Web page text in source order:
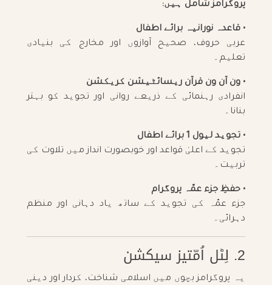
پروگرامز شامل ہیں:
• قاعدہ نورانیہ برائے اطفال
عربی حروف، صحیح آوازوں اور مخارج کی بنیادی
تعلیم۔
• ون آن ون قرآن ریسائٹیشن کریکشن
انفرادی رہنمائی کے ذریعے روانی اور تجوید کو بہتر
بنانا۔
• تجوید لیول 1 برائے اطفال
تجوید کے اعلیٰ قواعد اور خوبصورت انداز میں تلاوت کی
تربیت۔
• حفظِ جزء عمّہ پروگرام
جزء عمّہ کی تجوید کے ساتھ یاد دہانی اور منظم
دہرائی۔
2. لِٹل اُمّتیز سیکشن
یہ پروگرامز بچوں میں اسلامی شناخت، کردار اور دینی